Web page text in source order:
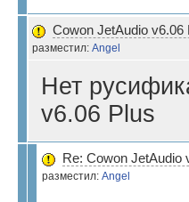
Cowon JetAudio v6.06
разместил: Angel
Нет
v6.06 Plus
Re: Cowon JetAudio
разместил: Angel